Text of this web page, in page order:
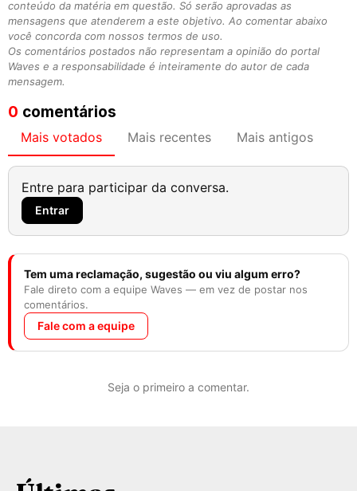
conteúdo da matéria em questão. Só serão aprovadas as
mensagens que atenderem a este objetivo. Ao comentar abaixo
você concorda com nossos termos de uso.
Os comentários postados não representam a opinião do portal
Waves e a responsabilidade é inteiramente do autor de cada
mensagem.
0 comentários
Mais votados Mais recentes Mais antigos
Entre para participar da conversa.
Entrar
Tem uma reclamação, sugestão ou viu algum erro?
Fale direto com a equipe Waves — em vez de postar nos
comentários.
Fale com a equipe
Seja o primeiro a comentar.